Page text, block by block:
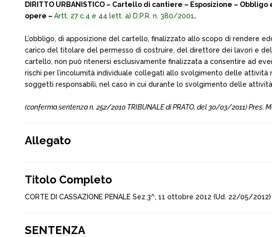
DIRITTO URBANISTICO – Cartello di cantiere – Esposizione –
opere – Artt. 27 c.4 e 44 lett. a) D.P.R. n. 380/2001.
L’obbligo, di apposizione del cartello, finalizzato allo scopo di rendere
carico del titolare del permesso di costruire, del direttore dei lavori e
cartello, non può ritenersi esclusivamente finalizzata a consentire ad
rischi per l’incolumità individuale collegati allo svolgimento delle
soggetti responsabili, nel caso in cui durante lo svolgimento delle
(conferma sentenza n. 252/2010 TRIBUNALE di PRATO, del 30/03/2011) Pres.
Allegato
Titolo Completo
CORTE DI CASSAZIONE PENALE Sez.3^, 11 ottobre 2012 (Ud. 22/05/
SENTENZA